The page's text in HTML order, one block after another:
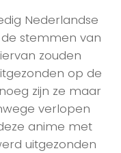
Nederlandse
stemmen van
zouden
op de
zijn ze maar
verlopen
anime met
uitgezonden